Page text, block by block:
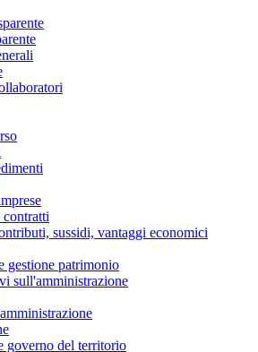
sussidi, vantaggi economici
gestione patrimonio
sull'amministrazione
governo del territorio